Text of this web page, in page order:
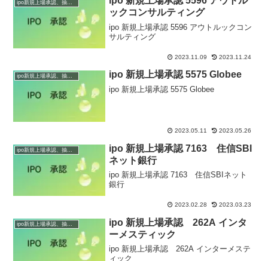
ックコンサルティング
ipo 新規上場承認 5596 アウトルックコン
サルティング
2023.11.09 2023.11.24
ipo新規上場承認、抽選情報 ipo 新規上場承認 5575 Globee
ipo 新規上場承認 5575 Globee
2023.05.11 2023.05.26
ipo新規上場承認、抽選情報
ipo 新規上場承認 7163 住信SBI
ネット銀行
ipo 新規上場承認 7163 住信SBIネット
銀行
2023.02.28 2023.03.23
ipo 新規上場承認 262A インタ
ーメスティック
ipo 新規上場承認 262A インターメステ
ィック